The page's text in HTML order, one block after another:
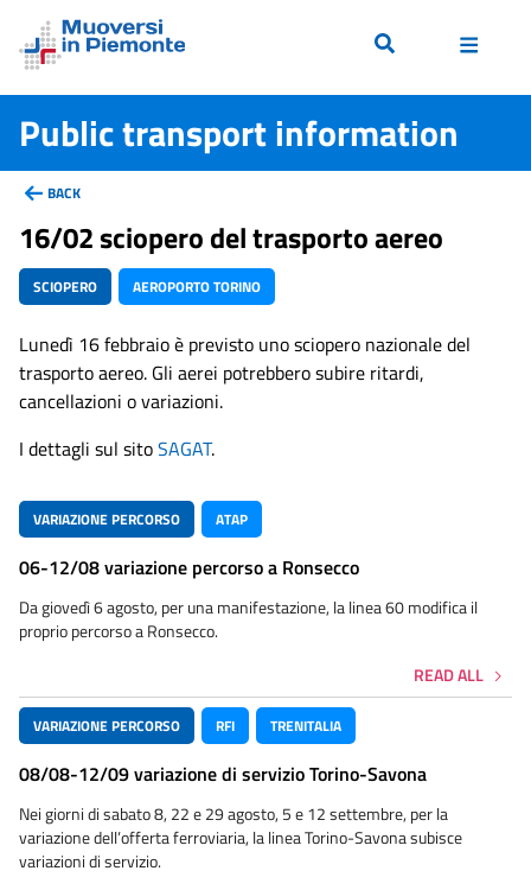
Public transport information
BACK
16/02 sciopero del trasporto aereo
SCIOPERO AEROPORTO TORINO
Lunedì 16 febbraio è previsto uno sciopero nazionale del
trasporto aereo. Gli aerei potrebbero subire ritardi,
cancellazioni o variazioni.
I dettagli sul sitoSAGAT.
VARIAZIONE PERCORSO ATAP
06-12/08 variazione percorso a Ronsecco
Da giovedì 6 agosto, per una manifestazione, la linea 60 modifica il
proprio percorso a Ronsecco.
READ ALL
VARIAZIONE PERCORSO RFI TRENITALIA
08/08-12/09 variazione di servizio Torino-Savona
Nei giorni di sabato 8, 22 e 29 agosto, 5 e 12 settembre, per la
variazione dell’offerta ferroviaria, la linea Torino-Savona subisce
variazioni di servizio.